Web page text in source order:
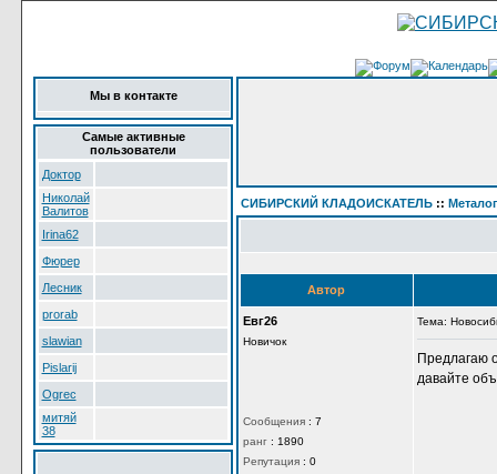
Мы в контакте
Самые активные
пользователи
Доктор
Николай
Валитов
Irina62
Фюрер
Лесник
prorab
slawian
Pislarij
Ogrec
митяй
38
СИБИРСКИЙ КЛАДОИСКАТЕЛЬ::
Автор
Евг26
Новичок
Сообщения: 7
ранг: 1890
Репутация: 0
Тема:
Предлагаю
давайте